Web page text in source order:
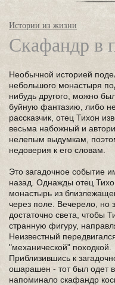
Истории из жизни
Скафандр в
Необычной историей
небольшого монастыря
нибудь другого, можно
буйную фантазию, либо
рассказчик, отец Тихон
весьма набожный и
нелепым выдумкам,
недоверия к его словам.
Это загадочное событие
назад. Однажды отец
монастырь из
через поле. Вечерело, но
достаточно света, чтобы
странную фигуру,
Неизвестный
"механической" походкой.
Приблизившись к
ошарашен - тот был одет
напоминало скафандр